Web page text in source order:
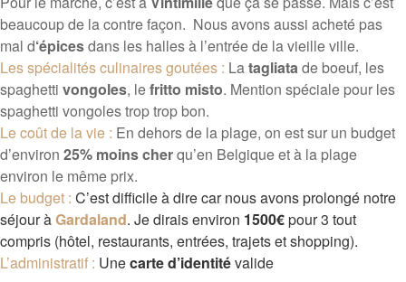
beaucoup de la contre façon. Nous avons aussi acheté pas
mal d‘épicesdans les halles à l’entrée de la vieille ville.
Les spécialités culinaires goutées : Latagliatade boeuf, les
spaghetti vongoles, lefritto misto. Mention spéciale pour les
spaghetti vongoles trop trop bon.
Le coût de la vie : En dehors de la plage, on est sur un budget
d’environ 25% moins cherqu’en Belgique et à la plage
environ le même prix.
Le budget : C’est difficile à dire car nous avons prolongé notre
séjour àGardaland. Je dirais environ 1500€pour 3 tout
compris (hôtel, restaurants, entrées, trajets et shopping).
L’administratif : Unecarte d’identitévalide